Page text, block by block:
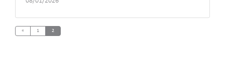
« Previous1 2